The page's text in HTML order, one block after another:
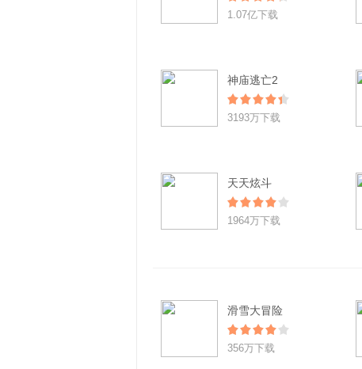
1.07亿下载
神庙逃亡2
3193万下载
天天炫斗
1964万下载
滑雪大冒险
356万下载